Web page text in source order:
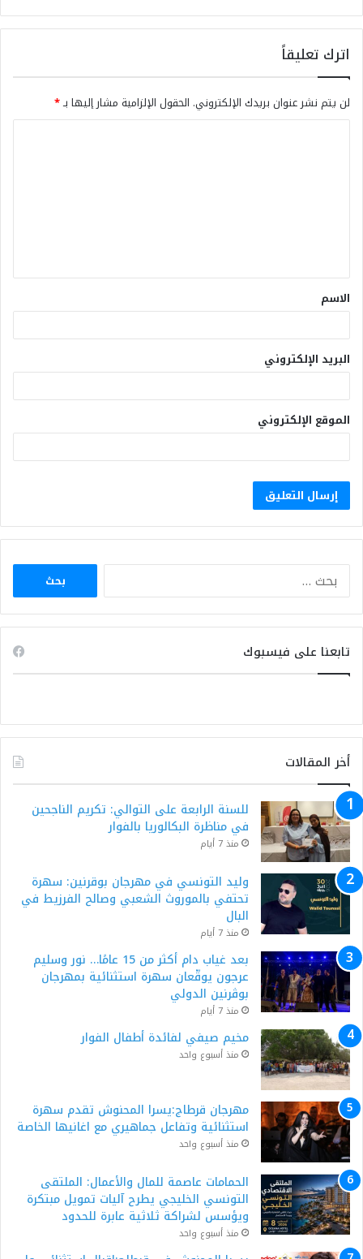
اترك تعليقاً
لن يتم نشر عنوان بريدك الإلكتروني. الحقول الإلزامية مشار إليها بـ*
الاسم
البريد الإلكتروني
الموقع الإلكتروني
البحث
تابعنا على فيسبوك
أخر المقالات
للسنة الرابعة على التوالي: تكريم الناجحين
في مناظرة البكالوريا بالفوار
منذ 7 أيام
وليد التونسي في مهرجان بوقرنين: سهرة
تحتفي بالموروث الشعبي وصالح الفرزيط في
البال
منذ 7 أيام
بعد غياب دام أكثر من 15 عامًا… نور وسليم
عرجون يوقّعان سهرة استثنائية بمهرجان
بوڨرنين الدولي
منذ 7 أيام
مخيم صيفي لفائدة أطفال الفوار
منذ أسبوع واحد
مهرجان قرطاج:يسرا المحنوش تقدم سهرة
استثنائية وتفاعل جماهيري مع اغانيها الخاصة
منذ أسبوع واحد
الحمامات عاصمة للمال والأعمال: الملتقى
التونسي الخليجي يطرح آليات تمويل مبتكرة
ويؤسس لشراكة ثلاثية عابرة للحدود
منذ أسبوع واحد